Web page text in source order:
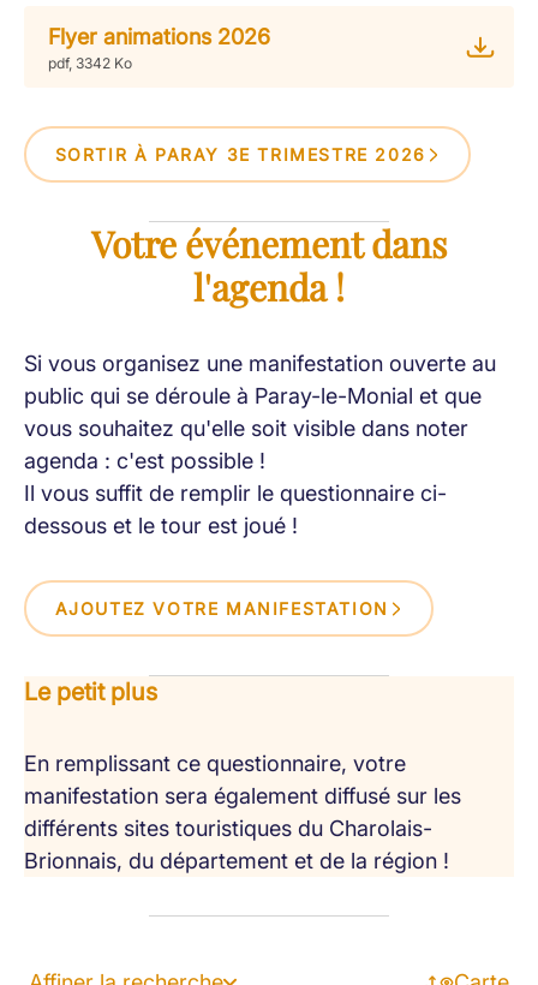
Flyer animations 2026
pdf, 3342 Ko
SORTIR À PARAY 3E TRIMESTRE 2026
Votre événement dans
l'agenda !
Si vous organisez une manifestation ouverte au
public qui se déroule à Paray-le-Monial et que
vous souhaitez qu'elle soit visible dans noter
agenda : c'est possible !
Il vous suffit de remplir le questionnaire ci-
dessous et le tour est joué !
AJOUTEZ VOTRE MANIFESTATION
Le petit plus
En remplissant ce questionnaire, votre
manifestation sera également diffusé sur les
différents sites touristiques du Charolais-
Brionnais, du département et de la région !